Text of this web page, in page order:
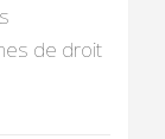
de droit